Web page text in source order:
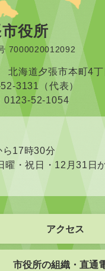
役所
7000020012092
海道夕張市本町4丁
3131（代表）
0123-52-1054
17時30分
曜・祝日・12月31日
アクセス
市役所の組織・直通